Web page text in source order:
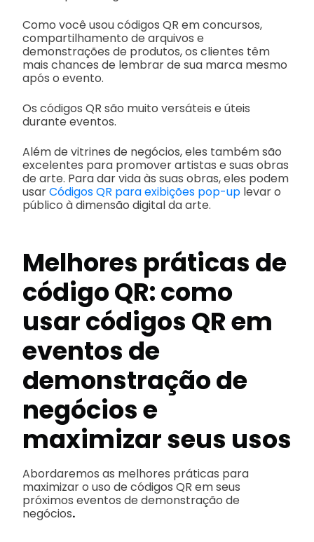
Como você usou códigos QR em concursos,
compartilhamento de arquivos e
demonstrações de produtos, os clientes têm
mais chances de lembrar de sua marca mesmo
após o evento.
Os códigos QR são muito versáteis e úteis
durante eventos.
Além de vitrines de negócios, eles também são
excelentes para promover artistas e suas obras
de arte. Para dar vida às suas obras, eles podem
usarCódigos QR para exibições pop-up levar o
público à dimensão digital da arte.
Melhores práticas de
código QR: como
usar códigos QR em
eventos de
demonstração de
negócios e
maximizar seus usos
Abordaremos as melhores práticas para
maximizar o uso de códigos QR em seus
próximos eventos de demonstração de
negócios.